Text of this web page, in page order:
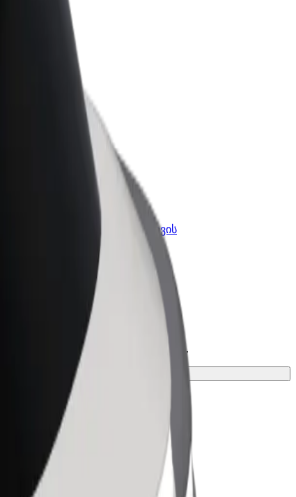
Bolt ბიზნესისთვის
Bolt-ის პროდუქტები და
სერვისები, შენი ბიზნესისთვის
ვარიანტი შენი მგზავრობისთვის.